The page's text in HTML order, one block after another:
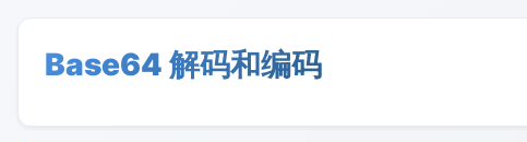
Base64 解码和编码